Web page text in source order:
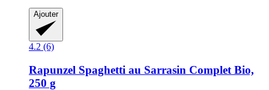
Ajouter
4.2 (6)
Rapunzel Spaghetti au Sarrasin Complet Bio,
250 g